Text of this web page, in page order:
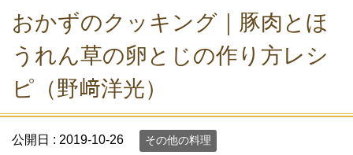
おかずのクッキング｜豚肉とほ
うれん草の卵とじの作り方レシ
ピ（野﨑洋光）
公開日 : 2019-10-26 その他の料理